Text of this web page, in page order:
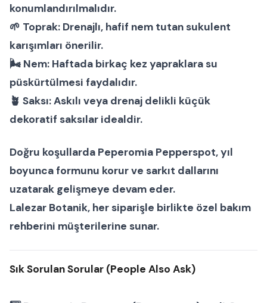
konumlandırılmalıdır.
🌱 Toprak: Drenajlı, hafif nem tutan sukulent
karışımları önerilir.
🌬 Nem: Haftada birkaç kez yapraklara su
püskürtülmesi faydalıdır.
🪴 Saksı:Askılı veya drenaj delikli küçük
dekoratif saksılar idealdir.
Doğru koşullarda Peperomia Pepperspot, yıl
boyunca formunu korur ve sarkıt dallarını
uzatarak gelişmeye devam eder.
Lalezar Botanik, her siparişle birlikte özel bakım
rehberini müşterilerine sunar.
Sık Sorulan Sorular (People Also Ask)